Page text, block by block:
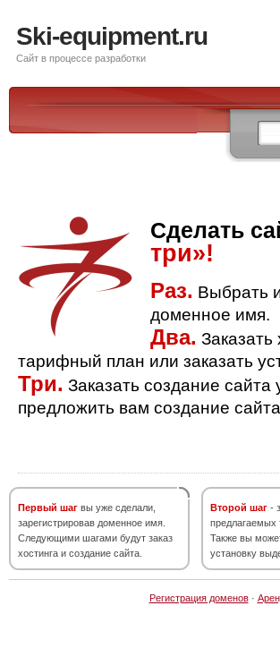
Ski-equipment.ru
Сайт в процессе разработки
Сделать
три»!
Раз. Выбрать
доменное имя.
Два.
тарифный план или заказать
Три. Заказать создание
предложить вам создание
Первый шаг вы уже сделали,
зарегистрировав доменное имя.
Следующими шагами будут заказ
хостинга и создание сайта.
Второй шаг -
предлагаемых
Также вы
установку
Регистрация доменов·